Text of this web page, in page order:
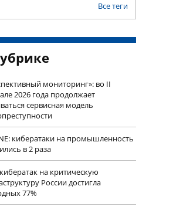
Все теги
мониторинг»: во II
2026 года продолжает
сервисная модель
кибератаки на промышленность
в 2 раза
на критическую
России достигла
77%